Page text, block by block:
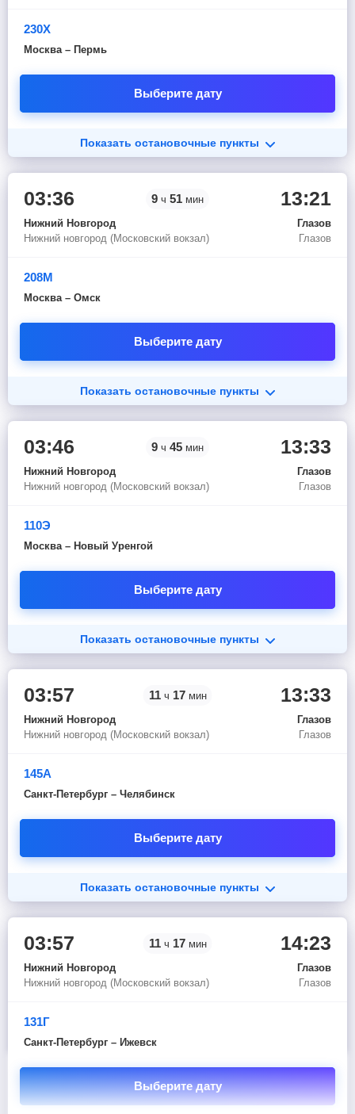
230Х
Москва – Пермь
Выберите дату
Показать остановочные пункты
03:36
Нижний Новгород
Нижний новгород (Московский вокзал)
9 ч 51 мин 13:21
Глазов
Глазов
208М
Москва – Омск
Выберите дату
Показать остановочные пункты
03:46
Нижний Новгород
Нижний новгород (Московский вокзал)
9 ч 45 мин 13:33
Глазов
Глазов
110Э
Москва – Новый Уренгой
Выберите дату
Показать остановочные пункты
03:57
Нижний Новгород
Нижний новгород (Московский вокзал)
11 ч 17 мин 13:33
Глазов
Глазов
145А
Санкт-Петербург – Челябинск
Выберите дату
Показать остановочные пункты
03:57
Нижний Новгород
Нижний новгород (Московский вокзал)
11 ч 17 мин 14:23
Глазов
Глазов
131Г
Санкт-Петербург – Ижевск
Выберите дату